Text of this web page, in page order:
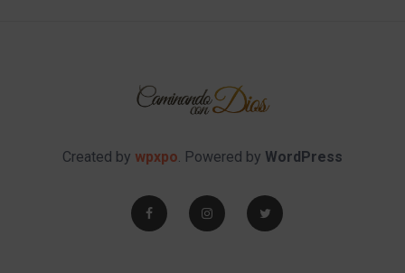
Created by wpxpo. Powered by WordPress